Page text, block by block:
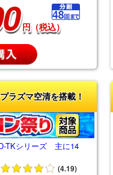
円（税込）
ラズマ空清を搭載！
シリーズ 主に14
(4.19)